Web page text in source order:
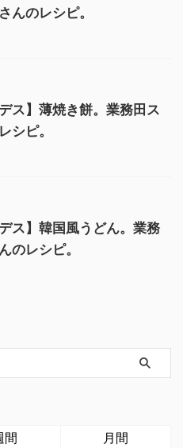
んのレシピ。
ス】薄焼き餅。業務田ス
シピ。
デス】韓国風うどん。業務
のレシピ。
間 月間